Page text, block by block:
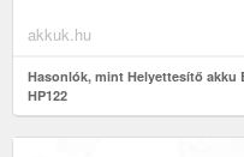
akkuk.hu
Hasonlók, mint Helyettesítő akku
HP122